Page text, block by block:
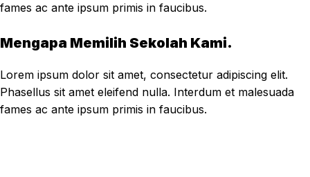
fames ac ante ipsum primis in faucibus.
Mengapa Memilih Sekolah Kami.
Lorem ipsum dolor sit amet, consectetur adipiscing elit.
Phasellus sit amet eleifend nulla. Interdum et malesuada
fames ac ante ipsum primis in faucibus.